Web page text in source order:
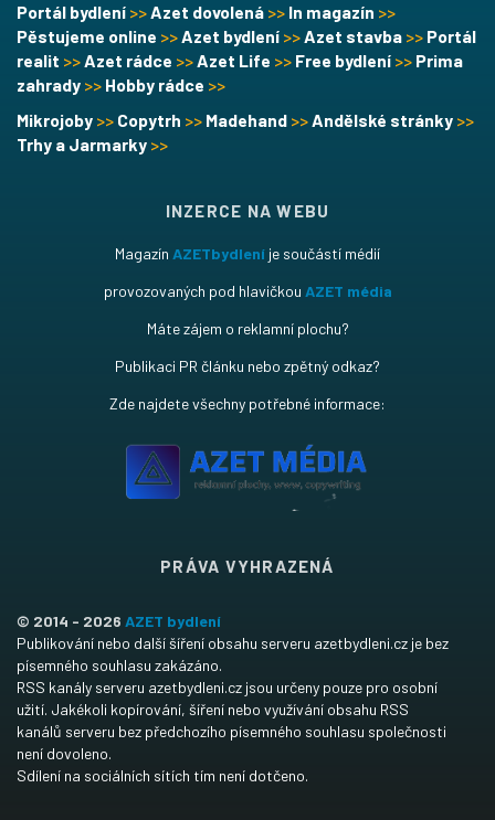
Portál bydlení >>Azet dovolená >> In magazín >>
Pěstujeme online >>Azet bydlení >>Azet stavba >> Portál
realit >>Azet rádce >>Azet Life >> Free bydlení >> Prima
zahrady >> Hobby rádce >>
Mikrojoby >> Copytrh >> Madehand >>Andělské stránky >>
Trhy a Jarmarky >>
INZERCE NA WEBU
Magazín AZETbydlení je součástí médií
provozovaných pod hlavičkou AZET média
Máte zájem o reklamní plochu?
Publikaci PR článku nebo zpětný odkaz?
Zde najdete všechny potřebné informace:
PRÁVA VYHRAZENÁ
© 2014 - 2026 AZET bydlení
Publikování nebo další šíření obsahu serveru azetbydleni.cz je bez
písemného souhlasu zakázáno.
RSS kanály serveru azetbydleni.cz jsou určeny pouze pro osobní
užití. Jakékoli kopírování, šíření nebo využívání obsahu RSS
kanálů serveru bez předchozího písemného souhlasu společnosti
není dovoleno.
Sdílení na sociálních sítích tím není dotčeno.